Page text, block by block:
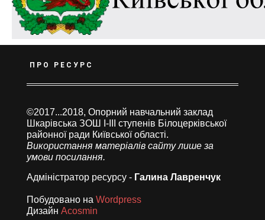
ПРО РЕСУРС
©2017...2018, Опорний навчальний заклад
Шкарівська ЗОШ І-ІІІ ступенів Білоцерківської
районної ради Київської області.
Використання матеріалів сайту лише за
умови посилання.
Адміністратор ресурсу - Галина Лавренчук
Побудовано на Wordpress
Дизайн Acosmin